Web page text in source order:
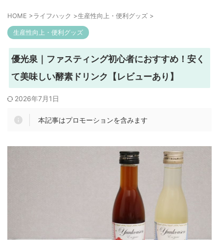
HOME >ライフハック >生産性向上・便利グッズ >
生産性向上・便利グッズ
優光泉｜ファスティング初心者におすすめ！安く
て美味しい酵素ドリンク【レビューあり】
2026年7月1日
本記事はプロモーションを含みます